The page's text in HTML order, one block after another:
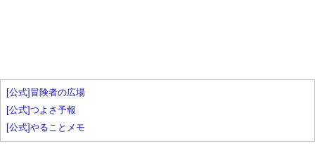
[公式]冒険者の広場
[公式]つよさ予報
[公式]やることメモ